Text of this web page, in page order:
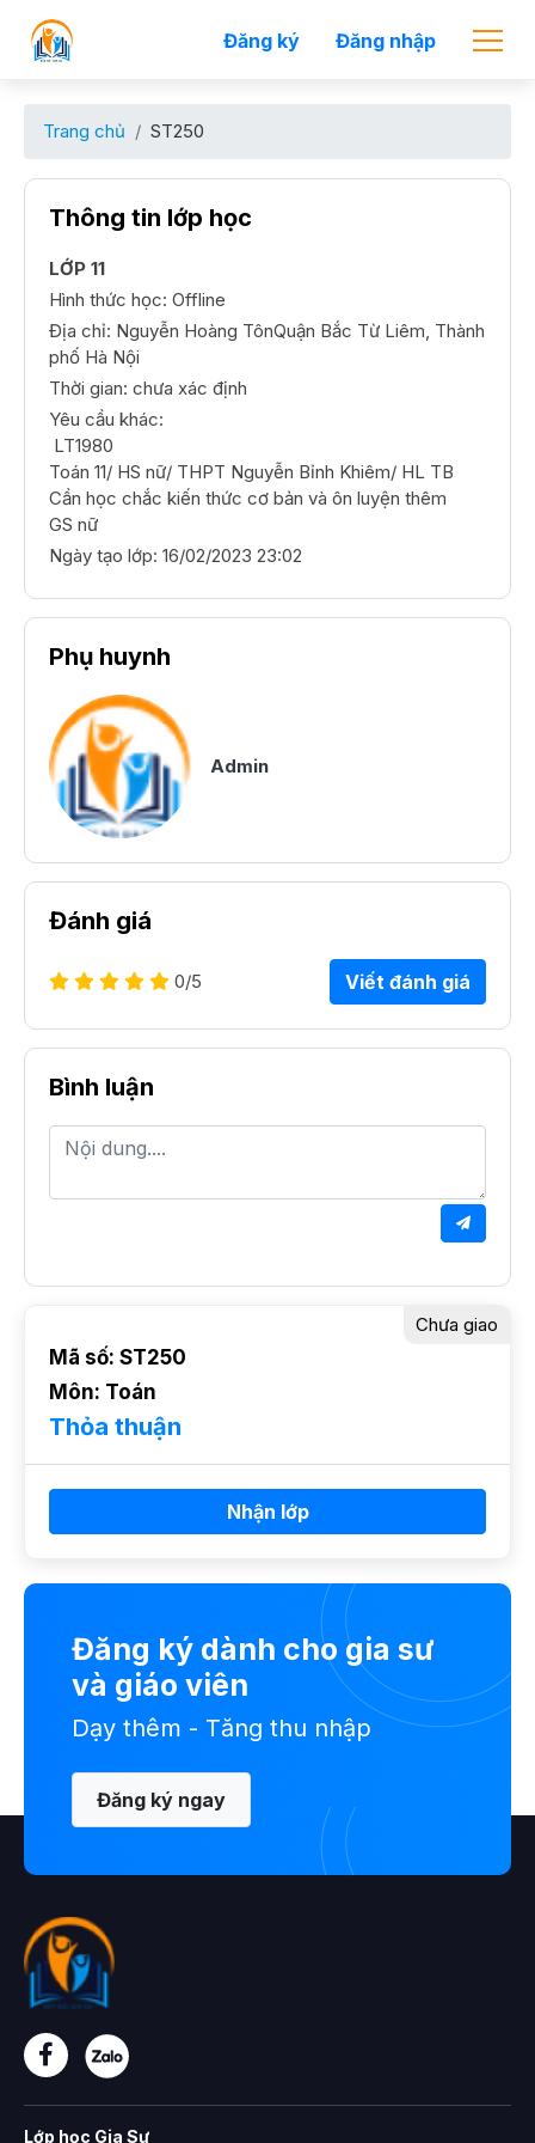
Đăng ký Đăng nhập
Trang chủ ST250
Thông tin lớp học
LỚP 11
Hình thức học: Offline
Địa chỉ: Nguyễn Hoàng TônQuận Bắc Từ Liêm, Thành
phố Hà Nội
Thời gian: chưa xác định
Yêu cầu khác:
LT1980
Toán 11/ HS nữ/ THPT Nguyễn Bỉnh Khiêm/ HL TB
Cần học chắc kiến thức cơ bản và ôn luyện thêm
GS nữ
Ngày tạo lớp: 16/02/2023 23:02
Phụ huynh
Admin
Đánh giá
0/5 Viết đánh giá
Bình luận
Mã số: ST250
Môn: Toán
Thỏa thuận
Chưa giao
Nhận lớp
Đăng ký dành cho gia sư
và giáo viên
Dạy thêm - Tăng thu nhập
Đăng ký ngay
Lớp học Gia Sư